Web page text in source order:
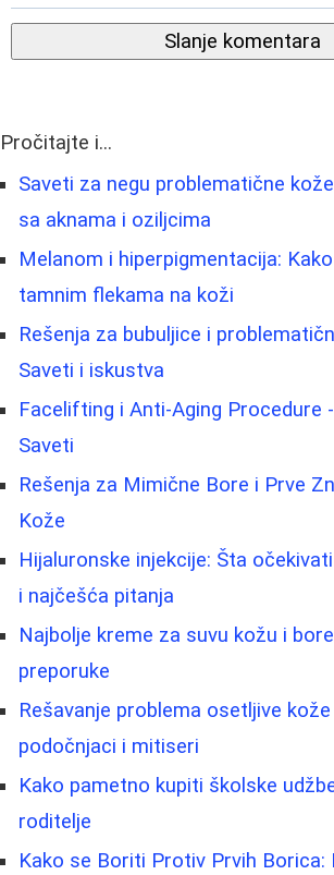
Slanje komentara
Pročitajte i...
Saveti za negu problematične
sa aknama i oziljcima
Melanom i hiperpigmentacija:
tamnim flekama na koži
Rešenja za bubuljice i
Saveti i iskustva
Facelifting i Anti-Aging Procedure
Saveti
Rešenja za Mimične Bore i Prve
Kože
Hijaluronske injekcije: Šta
i najčešća pitanja
Najbolje kreme za suvu kožu i
preporuke
Rešavanje problema osetljive
podočnjaci i mitiseri
Kako pametno kupiti školske
roditelje
Kako se Boriti Protiv Prvih Borica: